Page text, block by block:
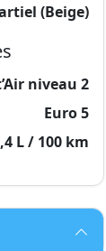
(Beige)
niveau 2
Euro 5
L / 100 km